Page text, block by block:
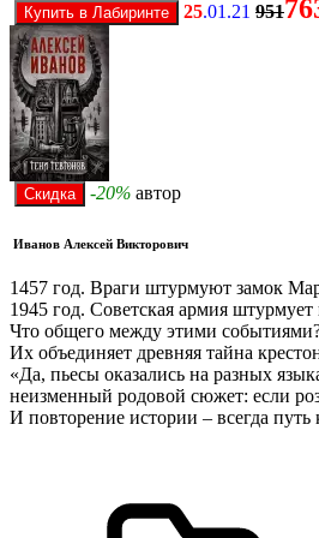
25.01.21 951
-20% автор
Иванов Алексей Викторович
1457 год. Враги штурмуют замок
1945 год. Советская армия
Что общего между этими
Их объединяет древняя тайна
«Да, пьесы оказались на разных
неизменный родовой сюжет: если
И повторение истории – всегда путь